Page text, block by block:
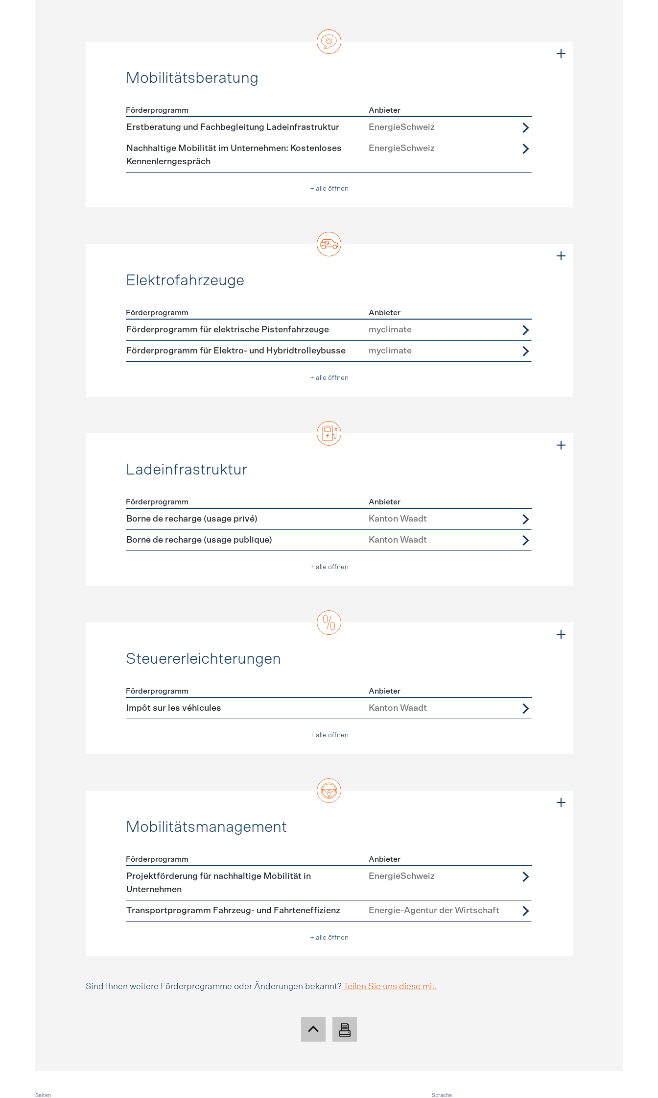
Mobilitätsberatung
Förderprogramme Mobilitätsberatung
Förderprogramm Anbieter
Erstberatung und Fachbegleitung Ladeinfrastruktur EnergieSchweiz
Nachhaltige Mobilität im Unternehmen: Kostenloses
Kennenlerngespräch
EnergieSchweiz
+ alle öffnen
Elektrofahrzeuge
Förderprogramme Elektrofahrzeuge
Förderprogramm Anbieter
Förderprogramm für elektrische Pistenfahrzeuge myclimate
Förderprogramm für Elektro- und Hybridtrolleybusse myclimate
+ alle öffnen
Ladeinfrastruktur
Förderprogramme Ladeinfrastruktur
Förderprogramm Anbieter
Borne de recharge (usage privé) Kanton Waadt
Borne de recharge (usage publique) Kanton Waadt
+ alle öffnen
Steuererleichterungen
Förderprogramme Steuererleichterungen
Förderprogramm Anbieter
Impôt sur les véhicules Kanton Waadt
+ alle öffnen
Mobilitätsmanagement
Förderprogramme Mobilitätsmanagement
Förderprogramm Anbieter
Projektförderung für nachhaltige Mobilität in
Unternehmen
EnergieSchweiz
Transportprogramm Fahrzeug- und Fahrteneffizienz Energie-Agentur der Wirtschaft
+ alle öffnen
Sind Ihnen weitere Förderprogramme oder Änderungen bekannt? Teilen Sie uns diese mit.
Seiten Sprache